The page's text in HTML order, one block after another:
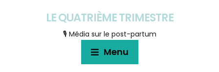
LE QUATRIÈME TRIMESTRE
🎙 Média sur le post-partum
Menu